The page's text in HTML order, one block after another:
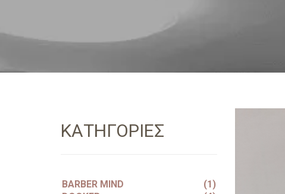
ΚΑΤΗΓΟΡΙΕΣ
BARBER MIND
(1)